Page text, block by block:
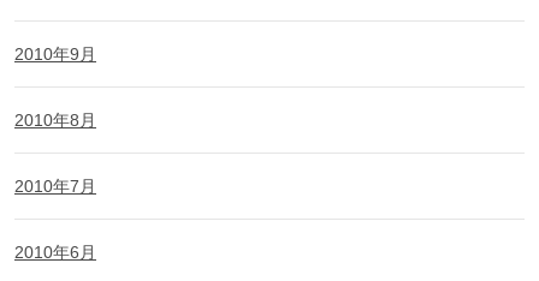
2010年9月
2010年8月
2010年7月
2010年6月